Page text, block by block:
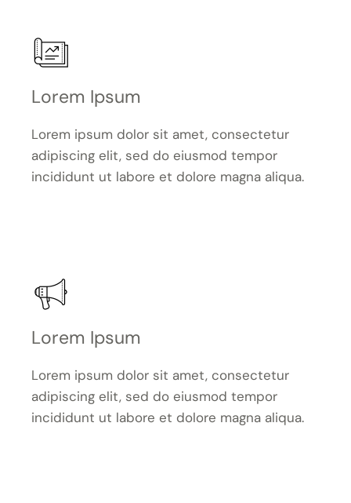
Lorem Ipsum
Lorem ipsum dolor sit amet, consectetur
adipiscing elit, sed do eiusmod tempor
incididunt ut labore et dolore magna aliqua.
Lorem Ipsum
Lorem ipsum dolor sit amet, consectetur
adipiscing elit, sed do eiusmod tempor
incididunt ut labore et dolore magna aliqua.